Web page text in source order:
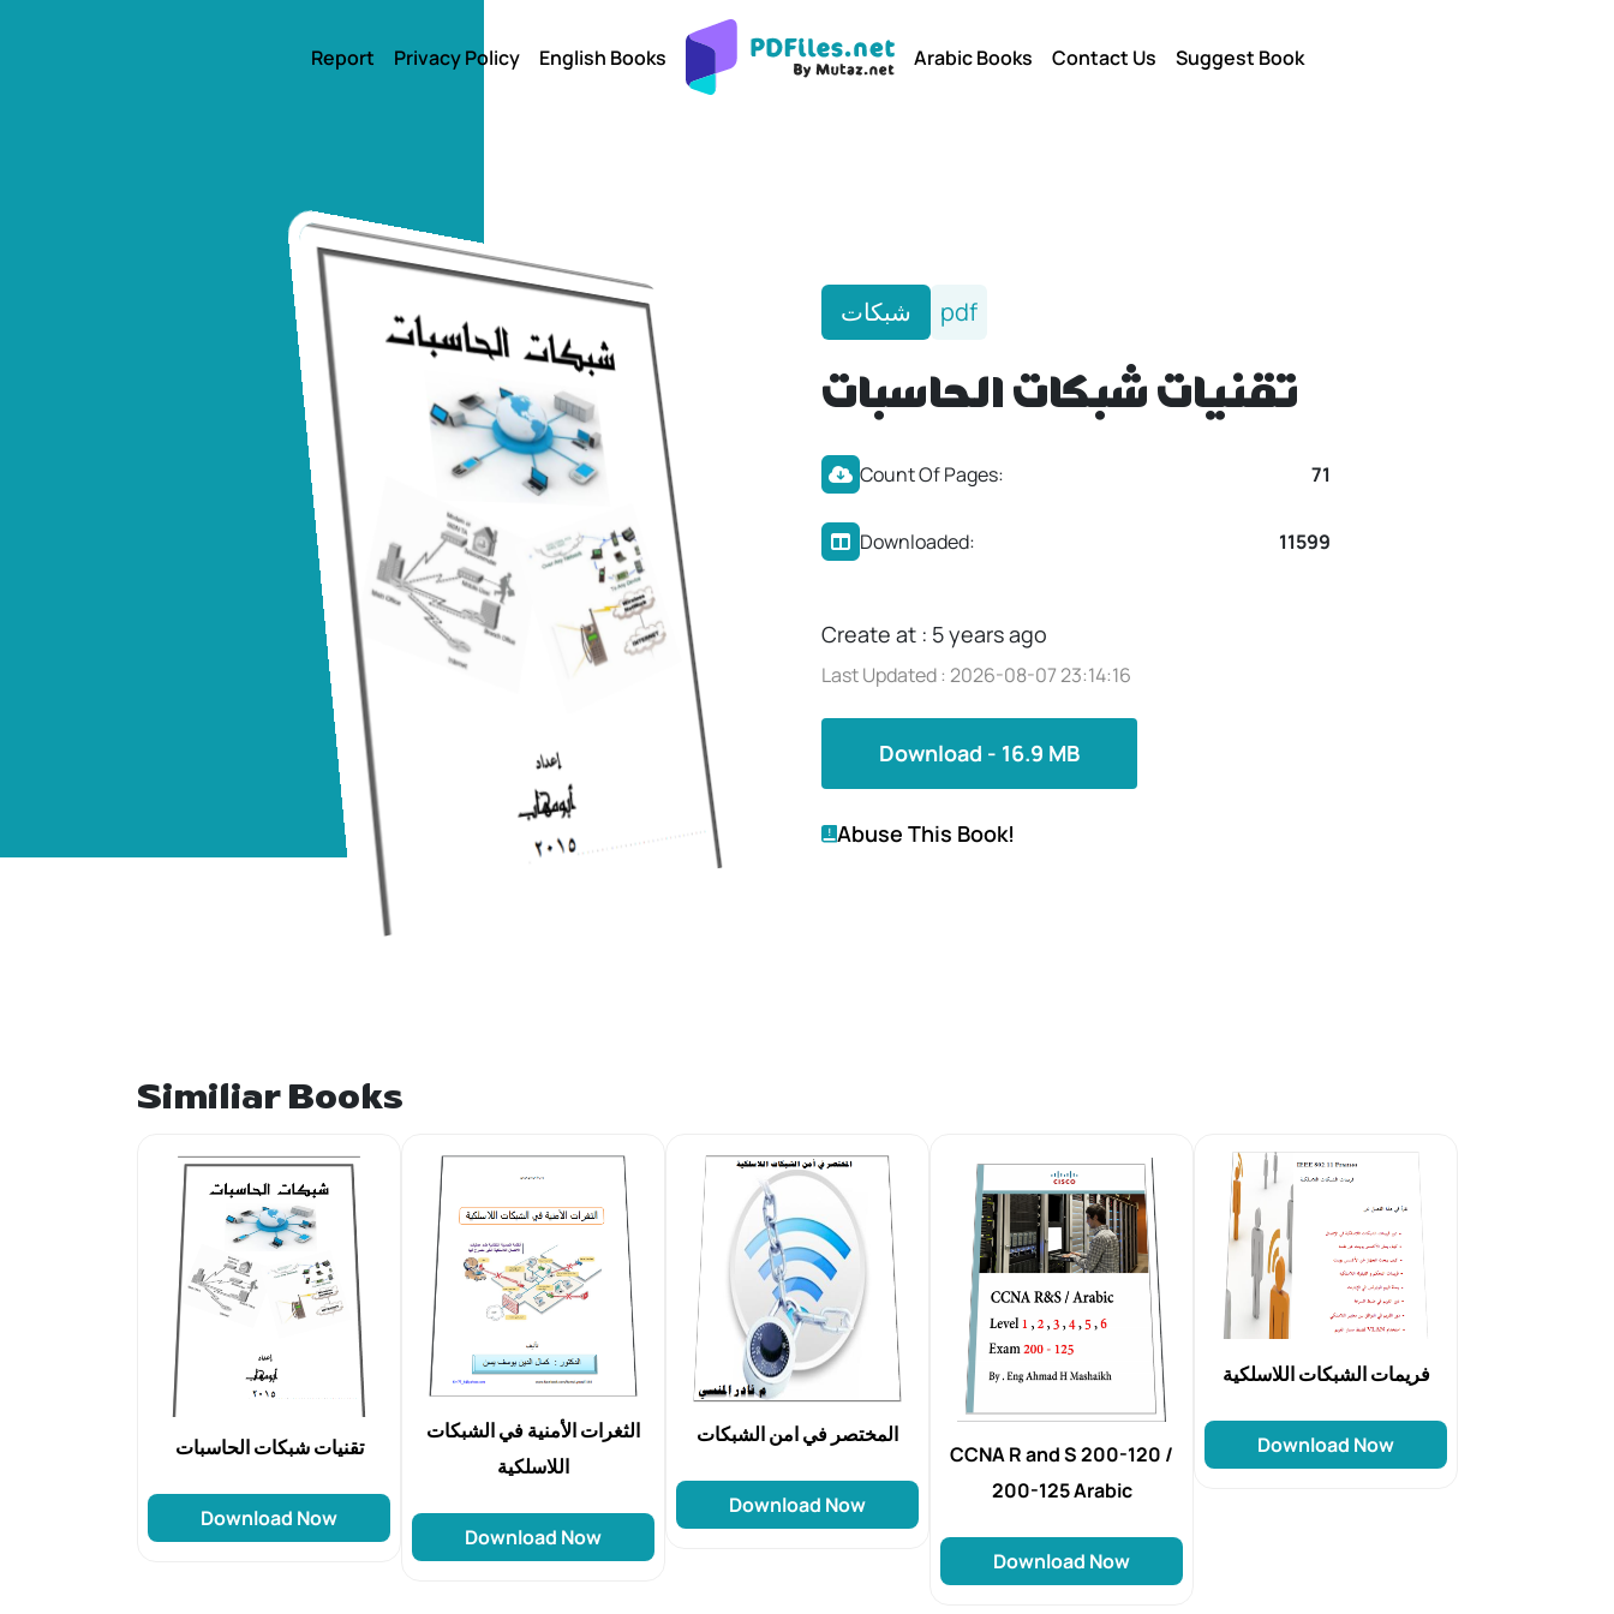
Report Privacy Policy English Books Arabic Books Contact Us Suggest Book
شبكات pdf
تقنيات شبكات الحاسبات
Count Of Pages: 71
Downloaded: 11599
Create at : 5 years ago
Last Updated : 2026-08-07 23:14:16
Download - 16.9 MB
Abuse This Book!
Similiar Books
تقنيات شبكات الحاسبات
Download Now
الثغرات الأمنية في الشبكات
اللاسلكية
Download Now
المختصر في امن الشبكات
Download Now
CCNA R and S 200-120 /
200-125 Arabic
Download Now
فريمات الشبكات اللاسلكية
Download Now